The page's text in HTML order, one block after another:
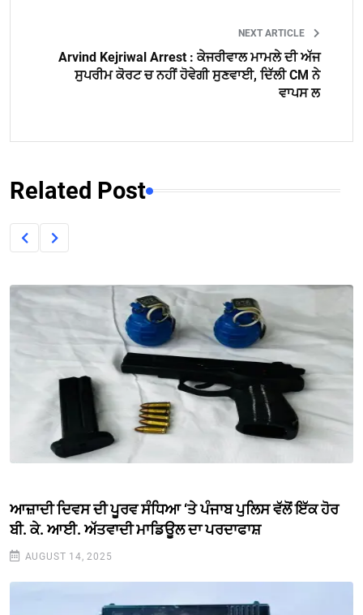
NEXT ARTICLE
Arvind Kejriwal Arrest : ਕੇਜਰੀਵਾਲ ਮਾਮਲੇ ਦੀ ਅੱਜ
ਸੁਪਰੀਮ ਕੋਰਟ ਚ ਨਹੀਂ ਹੋਵੇਗੀ ਸੁਣਵਾਈ, ਦਿੱਲੀ CM ਨੇ
ਵਾਪਸ ਲ
Related Post
ਆਜ਼ਾਦੀ ਦਿਵਸ ਦੀ ਪੂਰਵ ਸੰਧਿਆ ‘ਤੇ ਪੰਜਾਬ ਪੁਲਿਸ ਵੱਲੋਂ ਇੱਕ ਹੋਰ
ਬੀ. ਕੇ. ਆਈ. ਅੱਤਵਾਦੀ ਮਾਡਿਊਲ ਦਾ ਪਰਦਾਫਾਸ਼
AUGUST 14, 2025